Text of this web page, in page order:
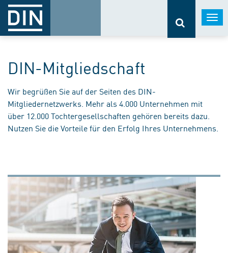
DIN-Mitgliedschaft
Wir begrüßen Sie auf der Seiten des DIN-
Mitgliedernetzwerks. Mehr als 4.000 Unternehmen mit
über 12.000 Tochtergesellschaften gehören bereits dazu.
Nutzen Sie die Vorteile für den Erfolg Ihres Unternehmens.